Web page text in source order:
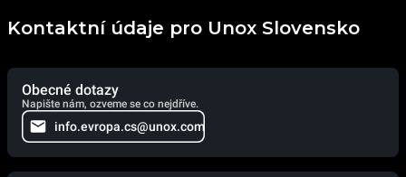
Kontaktní údaje pro Unox Slovensko
Obecné dotazy
Napište nám, ozveme se co nejdříve.
info.evropa.cs@unox.com